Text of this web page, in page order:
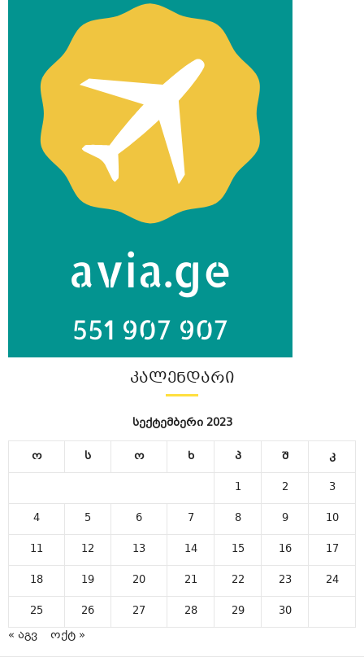
ᲙᲐᲚᲔᲜᲓᲐᲠᲘ
სექტემბერი 2023
ო ს ო ხ პ შ
კ
1
2
3
4
5 6 7 8 9
10
11
12 13 14 15 16
17
18
19 20 21 22 23
24
25
26 27 28 29
30
« აგვ
ოქტ »